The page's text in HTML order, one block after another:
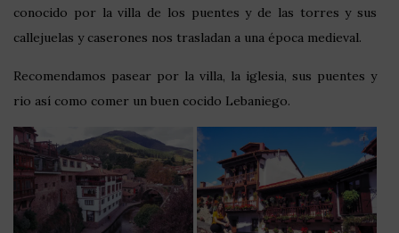
conocido por la villa de los puentes y de las torres y sus
callejuelas y caserones nos trasladan a una época medieval.
Recomendamos pasear por la villa, la iglesia, sus puentes y
rio así como comer un buen cocido Lebaniego.